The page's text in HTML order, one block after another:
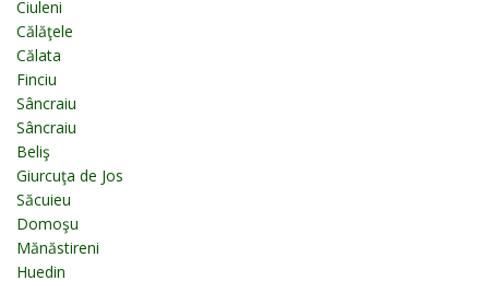
Ciuleni
Călăţele
Călata
Finciu
Sâncraiu
Sâncraiu
Beliş
Giurcuţa de Jos
Săcuieu
Domoşu
Mănăstireni
Huedin